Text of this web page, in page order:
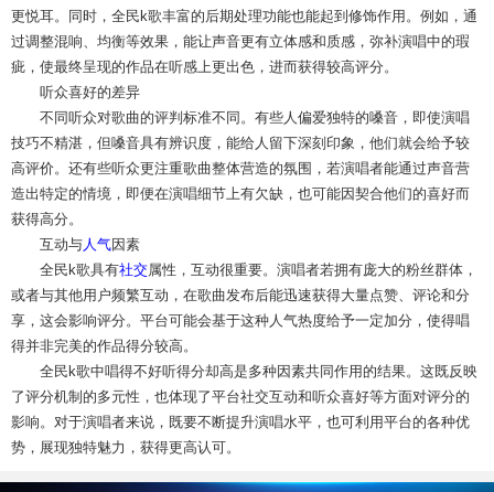
更悦耳。同时，全民k歌丰富的后期处理功能也能起到修饰作用。例如，通
过调整混响、均衡等效果，能让声音更有立体感和质感，弥补演唱中的瑕
疵，使最终呈现的作品在听感上更出色，进而获得较高评分。
听众喜好的差异
不同听众对歌曲的评判标准不同。有些人偏爱独特的嗓音，即使演唱
技巧不精湛，但嗓音具有辨识度，能给人留下深刻印象，他们就会给予较
高评价。还有些听众更注重歌曲整体营造的氛围，若演唱者能通过声音营
造出特定的情境，即便在演唱细节上有欠缺，也可能因契合他们的喜好而
获得高分。
互动与人气因素
全民k歌具有社交属性，互动很重要。演唱者若拥有庞大的粉丝群体，
或者与其他用户频繁互动，在歌曲发布后能迅速获得大量点赞、评论和分
享，这会影响评分。平台可能会基于这种人气热度给予一定加分，使得唱
得并非完美的作品得分较高。
全民k歌中唱得不好听得分却高是多种因素共同作用的结果。这既反映
了评分机制的多元性，也体现了平台社交互动和听众喜好等方面对评分的
影响。对于演唱者来说，既要不断提升演唱水平，也可利用平台的各种优
势，展现独特魅力，获得更高认可。